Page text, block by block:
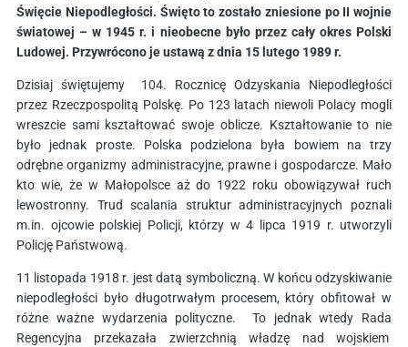
Święcie Niepodległości. Święto to zostało zniesione po II wojnie
światowej – w 1945 r. i nieobecne było przez cały okres Polski
Ludowej. Przywrócono je ustawą z dnia 15 lutego 1989 r.
Dzisiaj świętujemy 104. Rocznicę Odzyskania Niepodległości
przez Rzeczpospolitą Polskę. Po 123 latach niewoli Polacy mogli
wreszcie sami kształtować swoje oblicze. Kształtowanie to nie
było jednak proste. Polska podzielona była bowiem na trzy
odrębne organizmy administracyjne, prawne i gospodarcze. Mało
kto wie, że w Małopolsce aż do 1922 roku obowiązywał ruch
lewostronny. Trud scalania struktur administracyjnych poznali
m.in. ojcowie polskiej Policji, którzy w 4 lipca 1919 r. utworzyli
Policję Państwową.
11 listopada 1918 r. jest datą symboliczną. W końcu odzyskiwanie
niepodległości było długotrwałym procesem, który obfitował w
różne ważne wydarzenia polityczne. To jednak wtedy Rada
Regencyjna przekazała zwierzchnią władzę nad wojskiem